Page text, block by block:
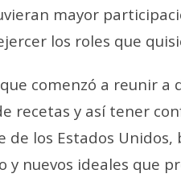
mayor
los roles que
comenzó a reunir a
recetas y así tener
los Estados Unidos,
nuevos ideales que